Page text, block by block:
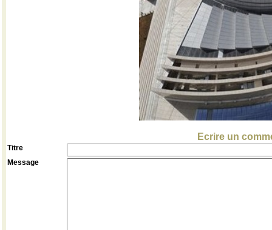
Ecrire un
Titre
Message